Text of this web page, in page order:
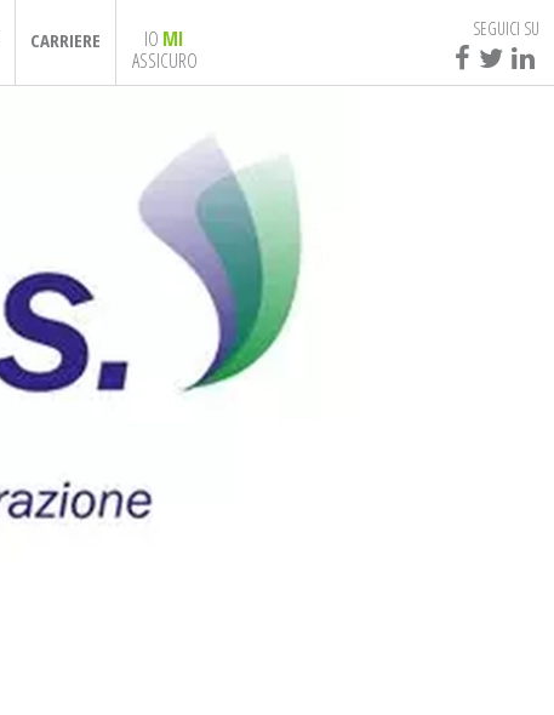
CARRIERE IO MI
ASSICURO
SEGUICI SU